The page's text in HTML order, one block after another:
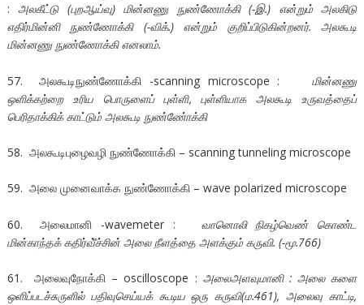
:அலகீட்டு (புறஆய்வு) மின்னணு நுண்ணோக்கி (-இ.) என்றும் அலகிடு
எதிர்மின்னி நுண்ணோக்கி (-விக்.) என்றும் குறிப்பிடுகின்றனர். அலகூடி
மின்னணு நுண்ணோக்கி எனலாம்.
57. அலகூடிநுண்ணோக்கி -scanning microscope :மின்னணு
ஒளிக்கற்றை உரிய பொருளைப் புள்ளி, புள்ளியாக அலகூடி உருவத்தைப்
பெரிதாக்கிக் காட்டும் அலகூடி நுண்ணே்ாக்கி
58. அலகூடிபுழைவழி நுண்ணோக்கி – scanning tunneling microscope
59. அலை முனைவாக்க நுண்ணோக்கி – wave polarized microscope
60. அலைமானி -wavemeter : வானொலி நிகழ்வெண் கொண்ட
மின்காந்தக் கதிர்வீ்ச்சின் அலை நீளத்தை அளக்கும் கருவி. (-மூ.766)
61. அலைவுநோக்கி – oscilloscope : அலைஅளவுமானி : அலை களை
ஒளிப்படச்சுருளில் பதிவுசெய்யக் கூடிய ஒரு கருவி(ம.461), அலைவு காட்டி,